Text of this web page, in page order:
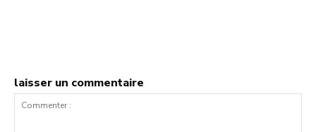
laisser un commentaire